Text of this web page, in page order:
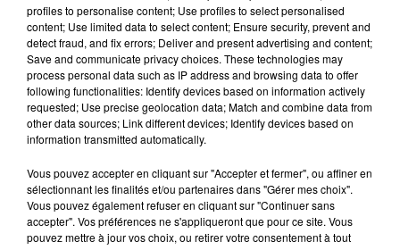
avril.mp3
profiles to personalise content; Use profiles to select personalised
content; Use limited data to select content; Ensure security, prevent and
detect fraud, and fix errors; Deliver and present advertising and content;
Save and communicate privacy choices. These technologies may
process personal data such as IP address and browsing data to offer
following functionalities: Identify devices based on information actively
requested; Use precise geolocation data; Match and combine data from
other data sources; Link different devices; Identify devices based on
information transmitted automatically.
Vous pouvez accepter en cliquant sur "Accepter et fermer", ou affiner en
sélectionnant les finalités et/ou partenaires dans "Gérer mes choix".
Vous pouvez également refuser en cliquant sur "Continuer sans
accepter". Vos préférences ne s'appliqueront que pour ce site. Vous
pouvez mettre à jour vos choix, ou retirer votre consentement à tout